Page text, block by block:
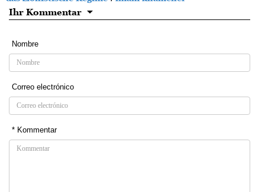
Ihr Kommentar
Nombre
Correo electrónico
* Kommentar